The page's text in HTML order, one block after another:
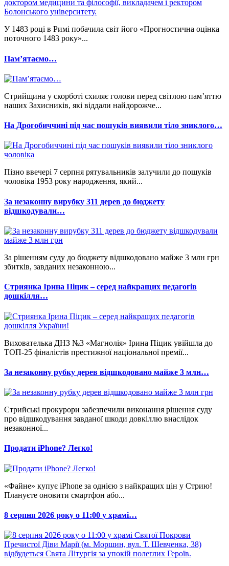
У 1483 році в Римі побачила світ його «Прогностична оцінка
поточного 1483 року»...
Памʼятаємо…
Стрийщина у скорботі схиляє голови перед світлою пам’яттю
наших Захисників, які віддали найдорожче...
На Дрогобиччині під час пошуків виявили тіло зниклого…
Пізно ввечері 7 серпня рятувальників залучили до пошуків
чоловіка 1953 року народження, який...
За незаконну вирубку 311 дерев до бюджету
відшкодували…
За рішенням суду до бюджету відшкодовано майже 3 млн грн
збитків, завданих незаконною...
Стриянка Ірина Піцик – серед найкращих педагогів
дошкілля…
Вихователька ДНЗ №3 «Магнолія» Ірина Піцик увійшла до
ТОП-25 фіналістів престижної національної премії...
За незаконну рубку дерев відшкодовано майже 3 млн…
Стрийські прокурори забезпечили виконання рішення суду
про відшкодування завданої шкоди довкіллю внаслідок
незаконної...
Продати iPhone? Легко!
«Файне» купує iPhone за однією з найкращих цін у Стрию!
Плануєте оновити смартфон або...
8 серпня 2026 року о 11:00 у храмі…